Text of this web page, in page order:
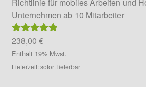
Richtlinie für mobiles Arbeiten und
Unternehmen ab 10 Mitarbeiter
Bewertet mit
5.00von 5
238,00 €
Enthält 19% Mwst.
Lieferzeit: sofort lieferbar